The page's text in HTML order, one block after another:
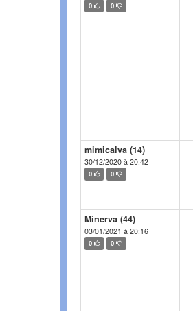
0 0
mimicalva (14)
30/12/2020 à 20:42
0 0
Minerva (44)
03/01/2021 à 20:16
0 0